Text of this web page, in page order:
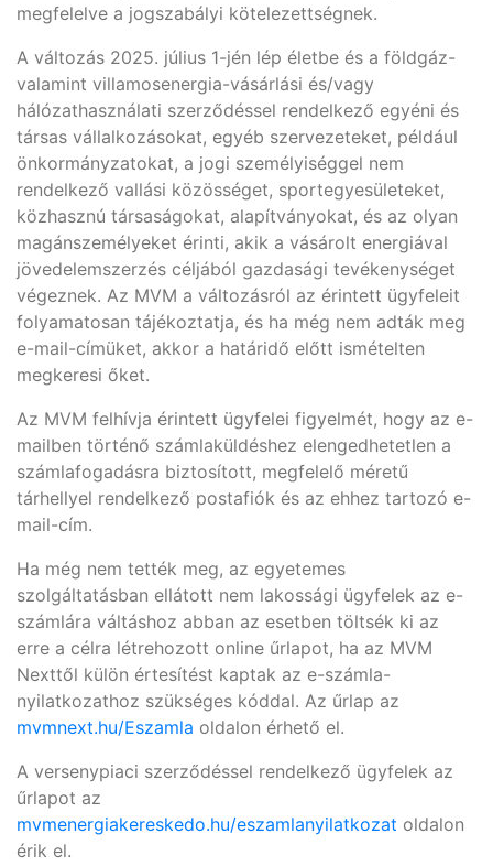
megfelelve a jogszabályi kötelezettségnek.
A változás 2025. július 1-jén lép életbe és a földgáz-
valamint villamosenergia-vásárlási és/vagy
hálózathasználati szerződéssel rendelkező egyéni és
társas vállalkozásokat, egyéb szervezeteket, például
önkormányzatokat, a jogi személyiséggel nem
rendelkező vallási közösséget, sportegyesületeket,
közhasznú társaságokat, alapítványokat, és az olyan
magánszemélyeket érinti, akik a vásárolt energiával
jövedelemszerzés céljából gazdasági tevékenységet
végeznek. Az MVM a változásról az érintett ügyfeleit
folyamatosan tájékoztatja, és ha még nem adták meg
e-mail-címüket, akkor a határidő előtt ismételten
megkeresi őket.
Az MVM felhívja érintett ügyfelei figyelmét, hogy az e-
mailben történő számlaküldéshez elengedhetetlen a
számlafogadásra biztosított, megfelelő méretű
tárhellyel rendelkező postafiók és az ehhez tartozó e-
mail-cím.
Ha még nem tették meg, az egyetemes
szolgáltatásban ellátott nem lakossági ügyfelek az e-
számlára váltáshoz abban az esetben töltsék ki az
erre a célra létrehozott online űrlapot, ha az MVM
Nexttől külön értesítést kaptak az e-számla-
nyilatkozathoz szükséges kóddal. Az űrlap az
mvmnext.hu/Eszamla oldalon érhető el.
A versenypiaci szerződéssel rendelkező ügyfelek az
űrlapot az
mvmenergiakereskedo.hu/eszamlanyilatkozat oldalon
érik el.